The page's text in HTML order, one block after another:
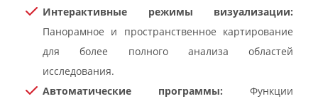
Интерактивные режимы визуализации:
Панорамное и пространственное картирование
для более полного анализа областей
исследования.
Автоматические программы: Функции